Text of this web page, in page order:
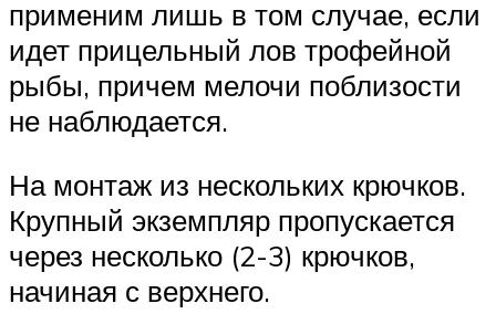
применим лишь в том случае, если
идет прицельный лов трофейной
рыбы, причем мелочи поблизости
не наблюдается.
На монтаж из нескольких крючков.
Крупный экземпляр пропускается
через несколько (2-3) крючков,
начиная с верхнего.